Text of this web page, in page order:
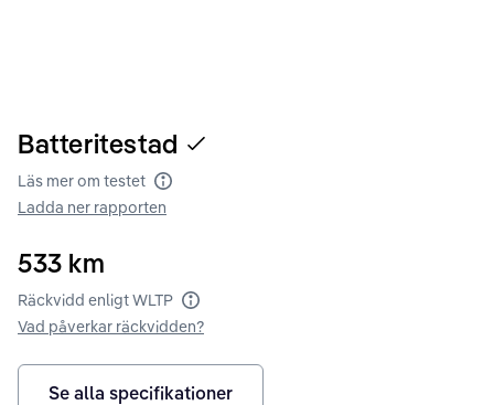
Batteritestad
Läs mer om testet Batteritest
Ladda ner rapporten
533 km
Räckvidd enligt WLTP Räckvidd enligt WLTP
Vad påverkar räckvidden?
Se alla specifikationer